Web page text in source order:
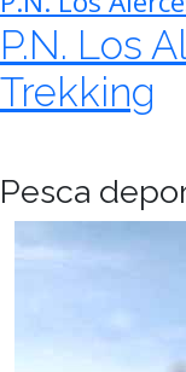
P.N. Los
Trekking
Pesca